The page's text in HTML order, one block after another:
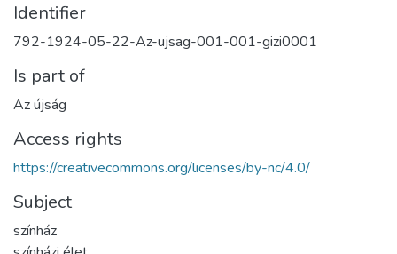
Identifier
792-1924-05-22-Az-ujsag-001-001-gizi0001
Is part of
Az újság
Access rights
https://creativecommons.org/licenses/by-nc/4.0/
Subject
színház